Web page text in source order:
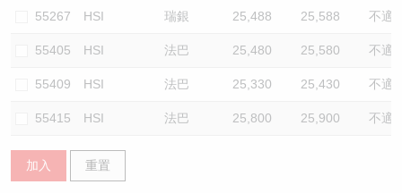
55267 HSI 瑞銀 25,488 25,588 不適
55405 HSI 法巴 25,480 25,580 不適
55409 HSI 法巴 25,330 25,430 不適
55415 HSI 法巴 25,800 25,900 不適
加入 重置